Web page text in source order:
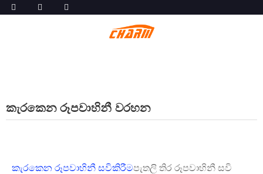
කැරකෙන රූපවාහිනී වරහන
කැරකෙන රූපවාහිනී සවිකිරීමපැතලි තිර රූපවාහිනී සවි